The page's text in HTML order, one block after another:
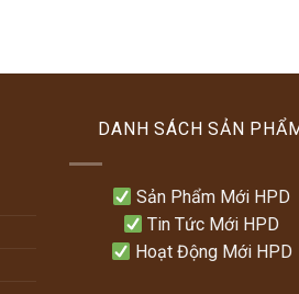
DANH SÁCH SẢN
Sản Phẩm Mới HPD
Tin Tức Mới HPD
Hoạt Động Mới HPD